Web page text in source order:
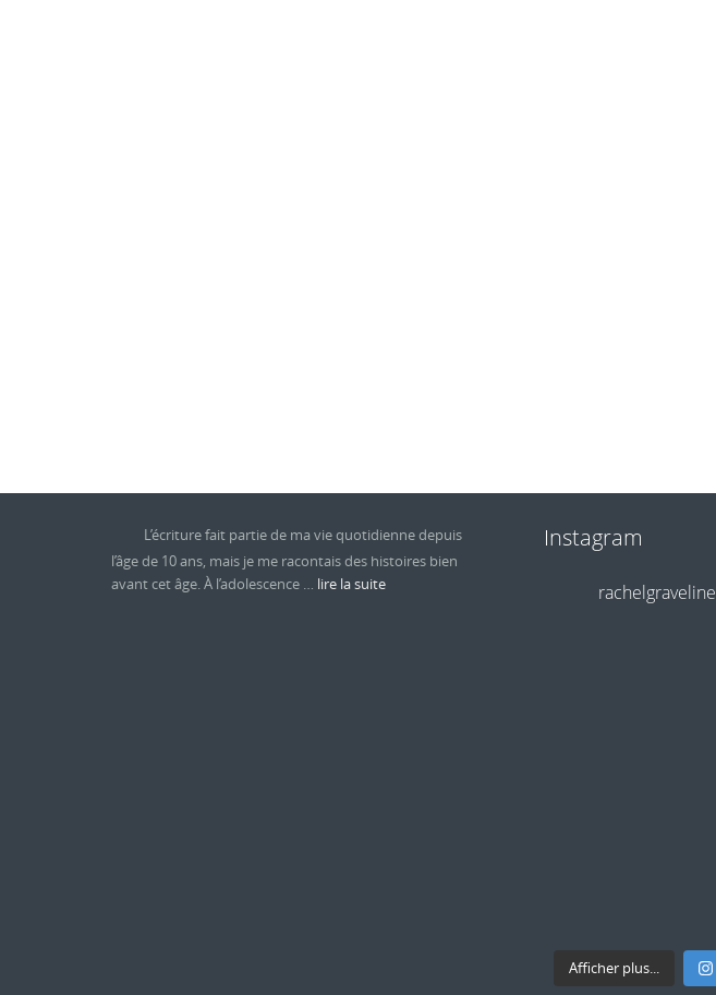
L’écriture fait partie de ma vie quotidienne depuis
l’âge de 10 ans, mais je me racontais des histoires bien
avant cet âge. À l’adolescence … lire la suite
Instagram
rachelgraveline
Afficher plus...